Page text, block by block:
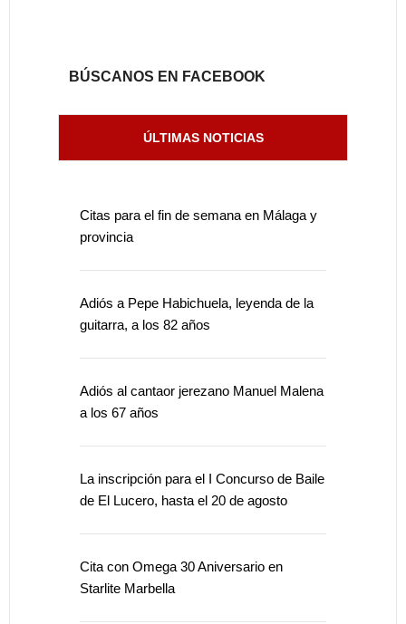
BÚSCANOS EN FACEBOOK
ÚLTIMAS NOTICIAS
Citas para el fin de semana en Málaga y
provincia
Adiós a Pepe Habichuela, leyenda de la
guitarra, a los 82 años
Adiós al cantaor jerezano Manuel Malena
a los 67 años
La inscripción para el I Concurso de Baile
de El Lucero, hasta el 20 de agosto
Cita con Omega 30 Aniversario en
Starlite Marbella